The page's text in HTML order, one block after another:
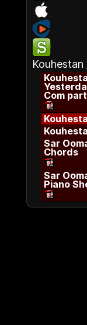
Com
Sar
Chords
Sar
Piano